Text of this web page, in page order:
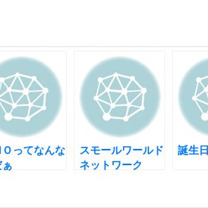
Ｏってなんな
スモールワールド
ネットワーク
誕生日